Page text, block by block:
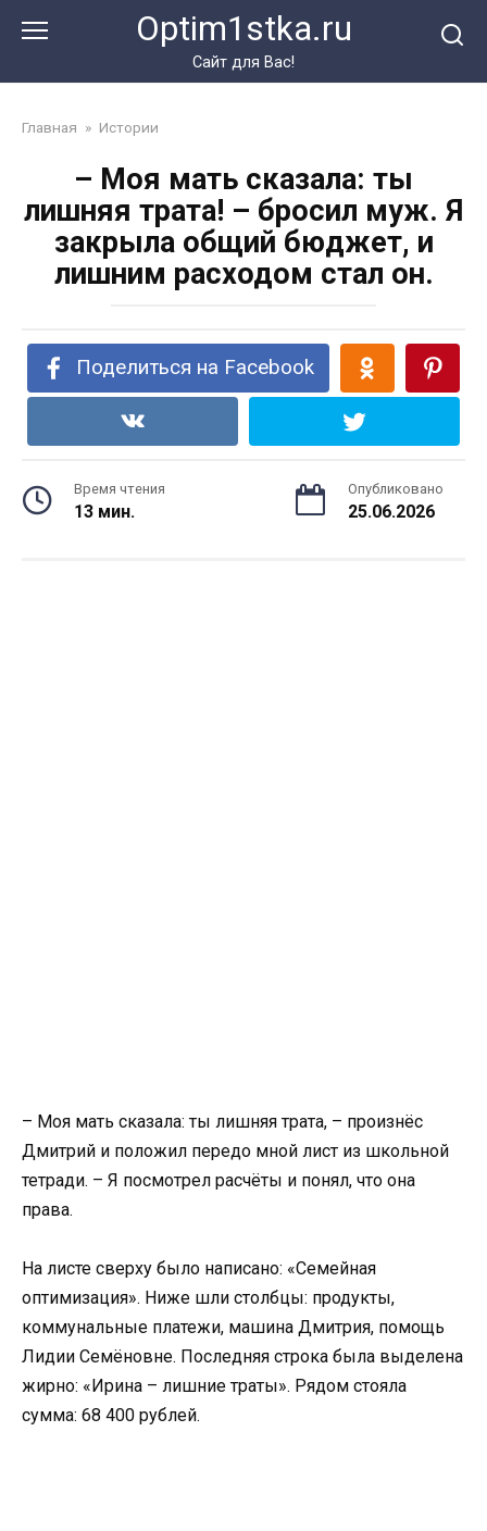
Optim1stka.ru
Сайт для Вас!
Главная » Истории
– Моя мать сказала: ты
лишняя трата! – бросил муж. Я
закрыла общий бюджет, и
лишним расходом стал он.
Поделиться на Facebook
Время чтения
13 мин.
Опубликовано
25.06.2026
– Моя мать сказала: ты лишняя трата, – произнёс
Дмитрий и положил передо мной лист из школьной
тетради. – Я посмотрел расчёты и понял, что она
права.
На листе сверху было написано: «Семейная
оптимизация». Ниже шли столбцы: продукты,
коммунальные платежи, машина Дмитрия, помощь
Лидии Семёновне. Последняя строка была выделена
жирно: «Ирина – лишние траты». Рядом стояла
сумма: 68 400 рублей.